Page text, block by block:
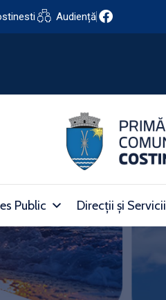
Audiență
Public Direcții și Servicii